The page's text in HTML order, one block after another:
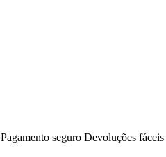
Pagamento seguro Devoluções fáceis